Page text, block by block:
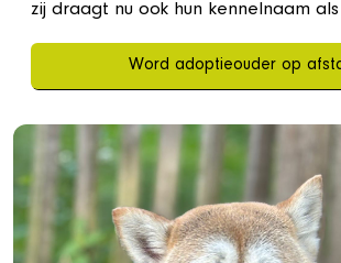
zij draagt nu ook hun kennelnaam als
Word adoptieouder op